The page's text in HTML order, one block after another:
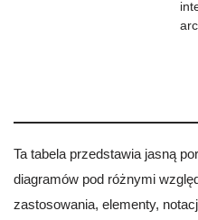
Ta tabela przedstawia jasną
diagramów pod różnymi
zastosowania, elementy,